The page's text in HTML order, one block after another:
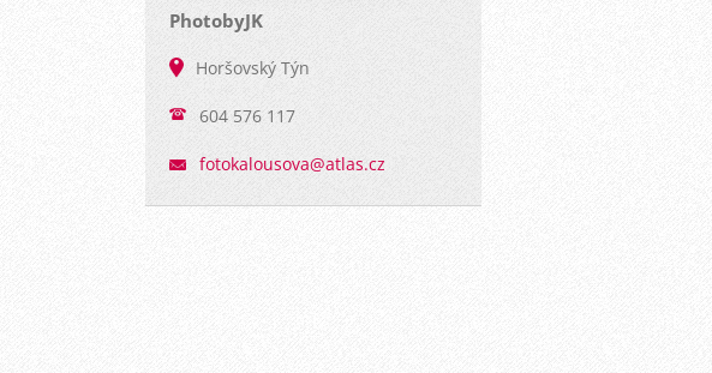
PhotobyJK
Horšovský Týn
604 576 117
fotokalousova@atlas.cz